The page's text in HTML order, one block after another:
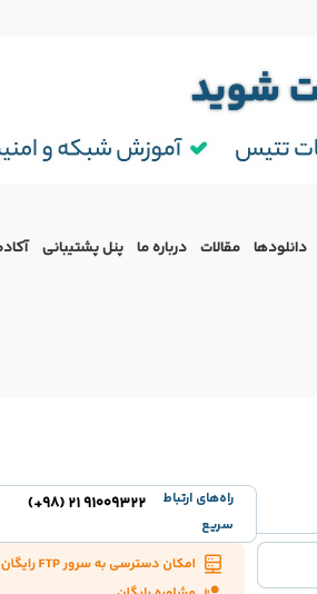
دانلودها مقالات درباره ما پنل پشتیبانی
راه‌های ارتباط
سریع
91009322 21 (98+)